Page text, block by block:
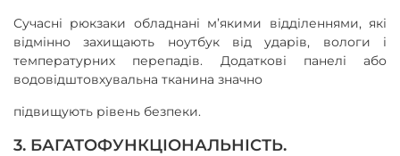
Сучасні рюкзаки обладнані м’якими відділеннями, які
відмінно захищають ноутбук від ударів, вологи і
температурних перепадів. Додаткові панелі або
водовідштовхувальна тканина значно
підвищують рівень безпеки.
3. БАГАТОФУНКЦІОНАЛЬНІСТЬ.